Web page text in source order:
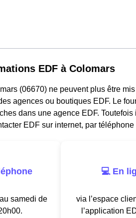
EDF à Colomars
(06670) ne peuvent plus être
agences ou boutiques EDF. Le
dans une agence EDF.
EDF sur internet, par téléphone
samedi de
💻 En
via l’espace
l’application